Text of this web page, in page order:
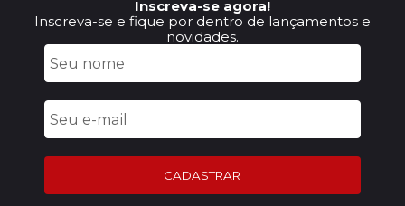
Inscreva-se agora!
Inscreva-se e fique por dentro de lançamentos e
novidades.
CADASTRAR